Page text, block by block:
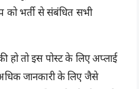
को भर्ती से संबंधित सभी
हो तो इस पोस्ट के लिए अप्लाई
जानकारी के लिए जैसे